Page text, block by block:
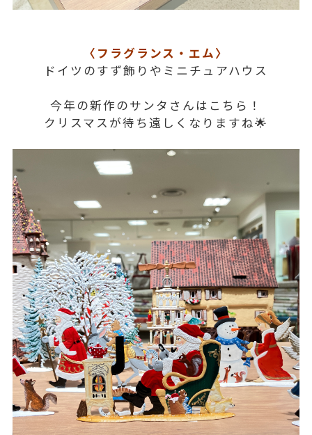
〈フラグランス・エム〉
ドイツのすず飾りやミニチュアハウス
今年の新作のサンタさんはこちら！
クリスマスが待ち遠しくなりますね🌟